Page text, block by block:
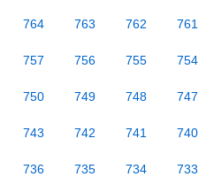
764 763 762 761
757 756 755 754
750 749 748 747
743 742 741 740
736 735 734 733